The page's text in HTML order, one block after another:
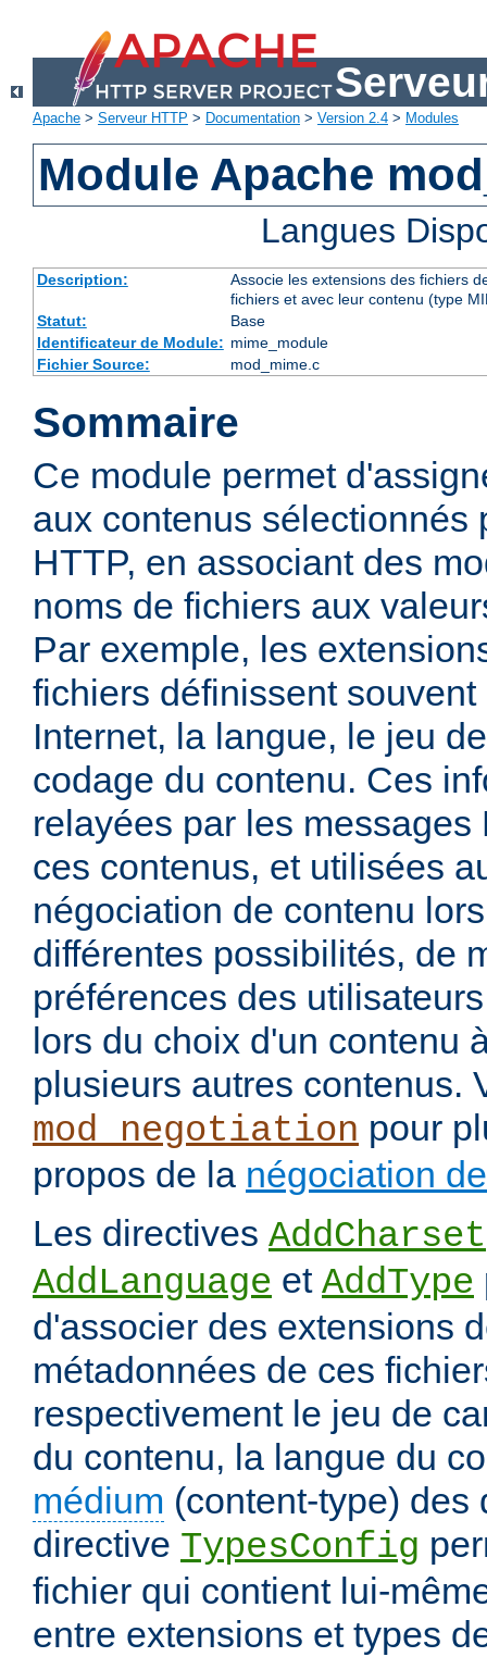
Apache > Serveur HTTP > Documentation > Version 2.4 > Modules
Module Apache
Langues
Description:
Associe les extensions des fichiers
fichiers et avec leur contenu (type
Statut:
Base
Identificateur de Module: mime_module
Fichier Source:
mod_mime.c
Sommaire
Ce module permet
aux contenus sélectionnés
HTTP, en associant des
noms de fichiers aux
Par exemple, les
fichiers définissent
Internet, la langue, le jeu
codage du contenu. Ces
relayées par les
ces contenus, et utilisées
négociation de contenu
différentes possibilités, de
préférences des
lors du choix d'un contenu
plusieurs autres contenus.
mod_negotiation pour
propos de la négociation
Les directives AddCharset
AddLanguage et AddType
d'associer des extensions
métadonnées de ces
respectivement le jeu de
du contenu, la langue du
médium (content-type) des
directive TypesConfig
fichier qui contient lui-
entre extensions et types